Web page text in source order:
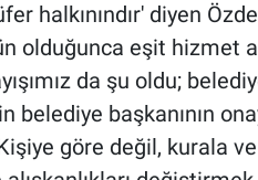
halkınındır' diyen
olduğunca eşit hizmet
da şu oldu;
başkanının
göre değil, kurala